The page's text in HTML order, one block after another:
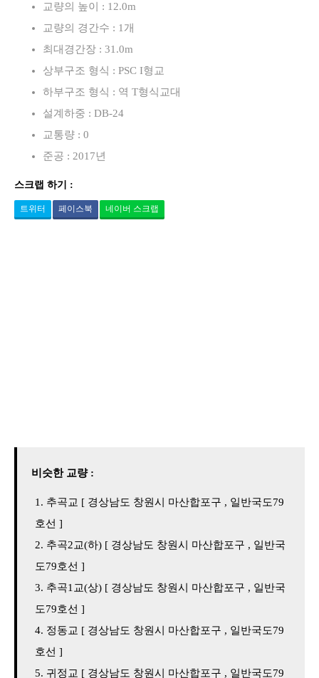
교량의 높이 : 12.0m
교량의 경간수 : 1개
최대경간장 : 31.0m
상부구조 형식 : PSC I형교
하부구조 형식 : 역 T형식교대
설계하중 : DB-24
교통량 : 0
준공 : 2017년
스크랩 하기 :
트위터 페이스북 네이버 스크랩
비슷한 교량 :
추곡교 [ 경상남도 창원시 마산합포구 , 일반국도79
호선 ]
추곡2교(하) [ 경상남도 창원시 마산합포구 , 일반국
도79호선 ]
추곡1교(상) [ 경상남도 창원시 마산합포구 , 일반국
도79호선 ]
정동교 [ 경상남도 창원시 마산합포구 , 일반국도79
호선 ]
귀정교 [ 경상남도 창원시 마산합포구 , 일반국도79